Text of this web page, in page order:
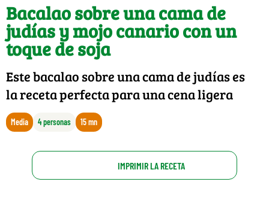
Bacalao sobre una cama de
judías y mojo canario con un
toque de soja
Este bacalao sobre una cama de judías es
la receta perfecta para una cena ligera
Media 4 personas 15 mn
IMPRIMIR LA RECETA